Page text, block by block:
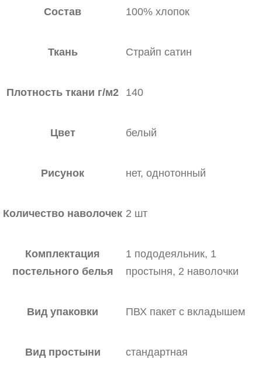
Состав 100% хлопок
Ткань Страйп сатин
Плотность ткани г/м2 140
Цвет белый
Рисунок нет, однотонный
Количество наволочек 2 шт
Комплектация
постельного белья
1 пододеяльник, 1
простыня, 2 наволочки
Вид упаковки ПВХ пакет с вкладышем
Вид простыни стандартная